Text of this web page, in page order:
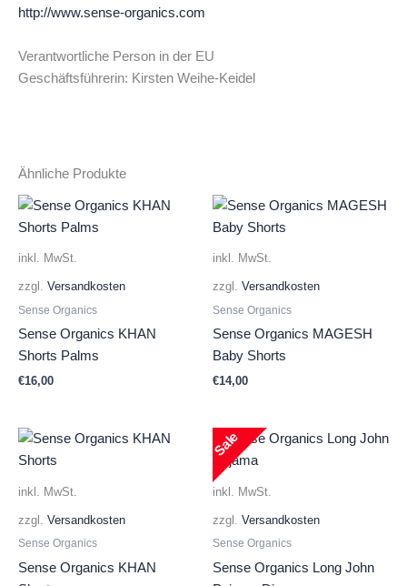
http://www.sense-organics.com
Verantwortliche Person in der EU
Geschäftsführerin: Kirsten Weihe-Keidel
Ähnliche Produkte
inkl. MwSt.
zzgl. Versandkosten
Sense Organics
Sense Organics KHAN
Shorts Palms
€16,00
inkl. MwSt.
zzgl. Versandkosten
Sense Organics
Sense Organics MAGESH
Baby Shorts
€14,00
inkl. MwSt.
zzgl. Versandkosten
Sense Organics
Sense Organics KHAN
inkl. MwSt.
zzgl. Versandkosten
Sense Organics
Sense Organics Long John
Sale